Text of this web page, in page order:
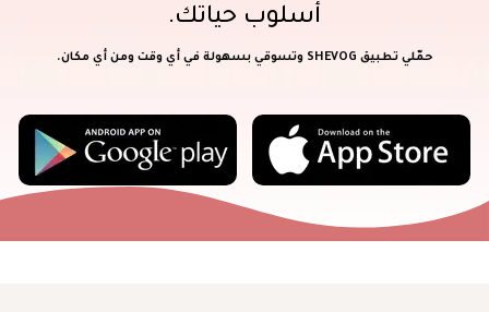
أسلوب حياتك.
حمّلي تطبيق SHEVOG وتسوقي بسهولة في أي وقت ومن أي مكان.